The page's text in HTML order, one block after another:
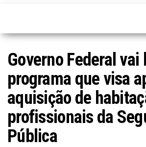
Governo Federal vai
programa que visa
aquisição de
profissionais da
Pública